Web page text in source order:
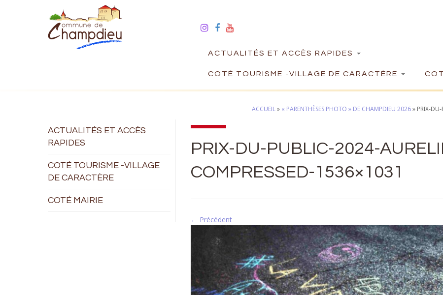
ACTUALITÉS ET ACCÈS RAPIDES
COTÉ TOURISME -VILLAGE DE CARACTÈRE
ACCUEIL» « PARENTHÈSES PHOTO » DE CHAMPDIEU 2026» PRIX-
ACTUALITÉS ET ACCÈS
RAPIDES
COTÉ TOURISME -VILLAGE
DE CARACTÈRE
COTÉ MAIRIE
PRIX-DU-PUBLIC-2024-
COMPRESSED-1536×1031
← Précédent